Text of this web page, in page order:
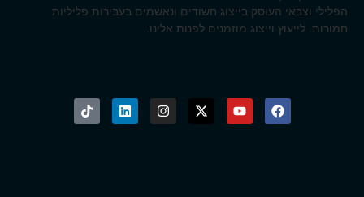
הפלילי וצבאי העוסק בייצוג חשודים ונאשמים בעבירות פליליות
חמורות. לייעוץ וייצוג מוזמנים לפנות אלינו..